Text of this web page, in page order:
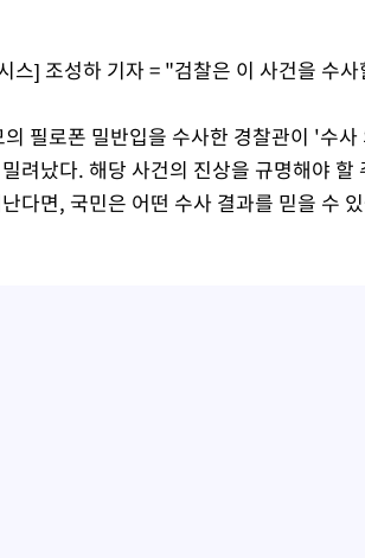
스] 조성하 기자 = "검찰은 이 사건을 수
필로폰 밀반입을 수사한 경찰관이 '수
려났다. 해당 사건의 진상을 규명해야
다면, 국민은 어떤 수사 결과를 믿을 수